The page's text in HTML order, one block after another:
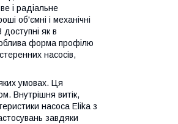
і радіальне
об'ємні і механічні
як в
форма профілю
насосів,
умовах. Ця
Внутрішня витік,
насоса Elika з
завдяки